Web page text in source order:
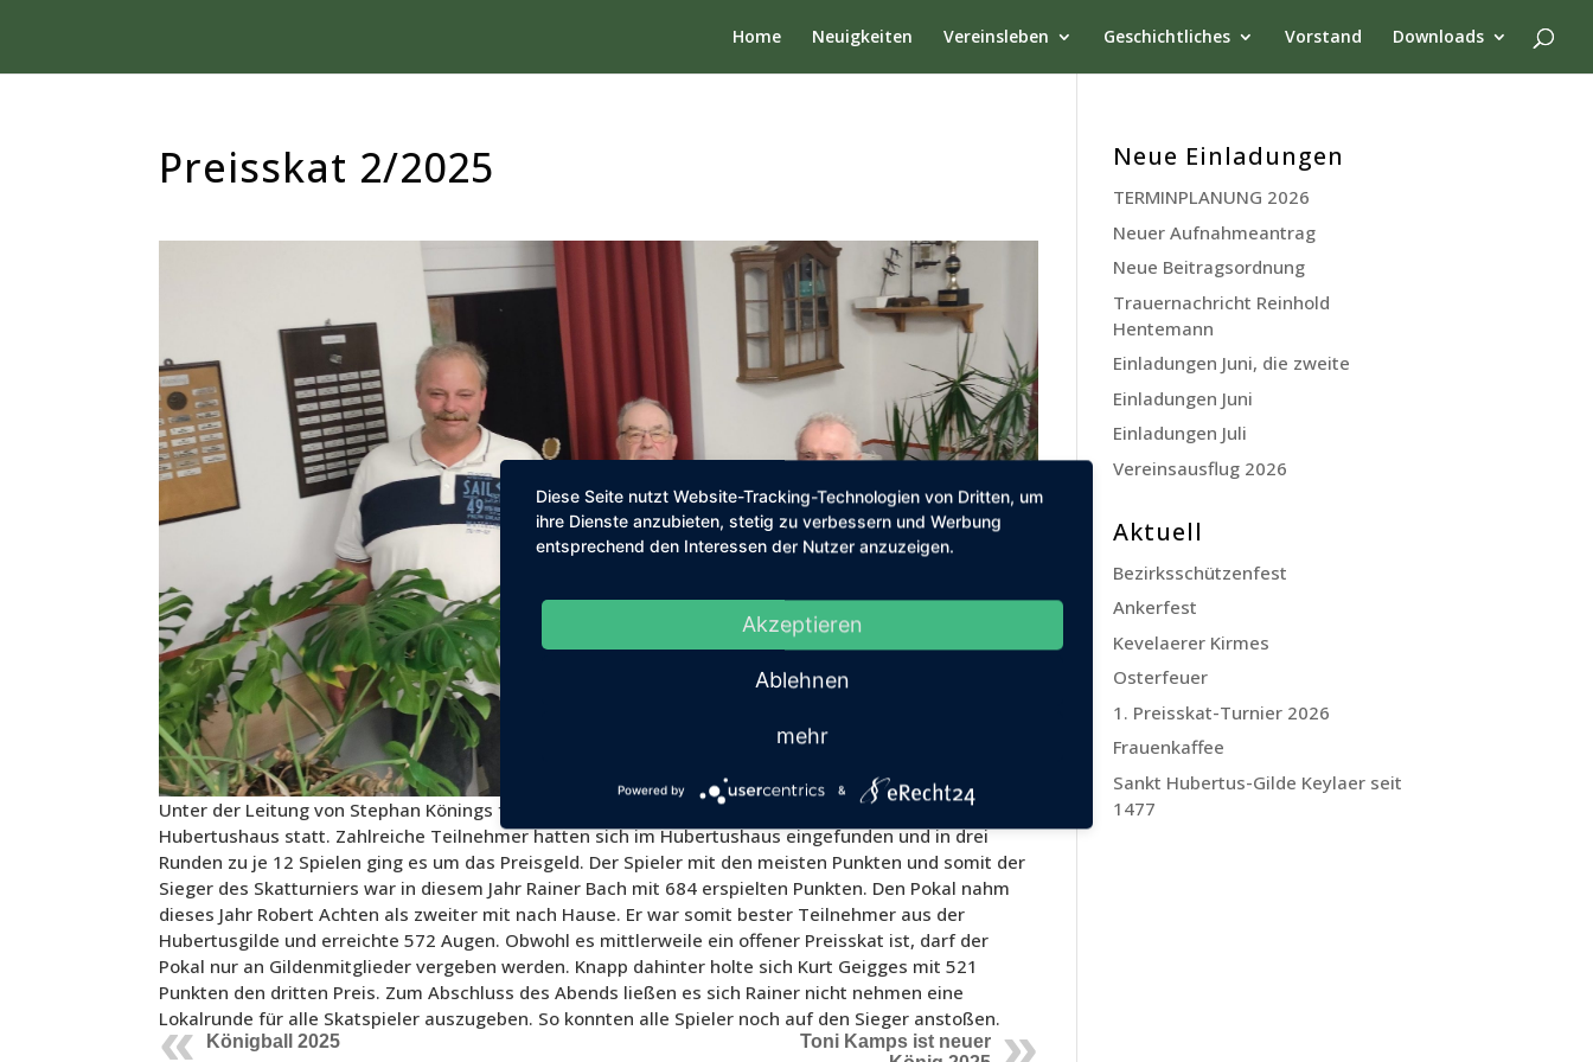
Home Neuigkeiten Vereinsleben Geschichtliches Vorstand Downloads
Preisskat 2/2025
Unter der Leitung von Stephan Könings fand am 02.10. um 20:00 Uhr das zweite Preisskatturnier im
Hubertushaus statt. Zahlreiche Teilnehmer hatten sich im Hubertushaus eingefunden und in drei
Runden zu je 12 Spielen ging es um das Preisgeld. Der Spieler mit den meisten Punkten und somit der
Sieger des Skatturniers war in diesem Jahr Rainer Bach mit 684 erspielten Punkten. Den Pokal nahm
dieses Jahr Robert Achten als zweiter mit nach Hause. Er war somit bester Teilnehmer aus der
Hubertusgilde und erreichte 572 Augen. Obwohl es mittlerweile ein offener Preisskat ist, darf der
Pokal nur an Gildenmitglieder vergeben werden. Knapp dahinter holte sich Kurt Geigges mit 521
Punkten den dritten Preis. Zum Abschluss des Abends ließen es sich Rainer nicht nehmen eine
Lokalrunde für alle Skatspieler auszugeben. So konnten alle Spieler noch auf den Sieger anstoßen.
Königball 2025
Toni Kamps ist neuer
Neue Einladungen
TERMINPLANUNG 2026
Neuer Aufnahmeantrag
Neue Beitragsordnung
Trauernachricht Reinhold
Hentemann
Einladungen Juni, die zweite
Einladungen Juni
Einladungen Juli
Vereinsausflug 2026
Aktuell
Bezirksschützenfest
Ankerfest
Kevelaerer Kirmes
Osterfeuer
1. Preisskat-Turnier 2026
Frauenkaffee
Sankt Hubertus-Gilde Keylaer seit
1477
Diese Seite nutzt Website-Tracking-Technologien von Dritten, um
ihre Dienste anzubieten, stetig zu verbessern und Werbung
entsprechend den Interessen der Nutzer anzuzeigen.
Akzeptieren
Ablehnen
mehr
Powered by &